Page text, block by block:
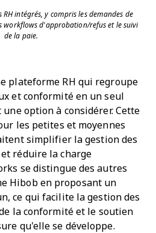
RH intégrés, y compris les demandes de
workflows d'approbation/refus et le suivi
de la paie.
plateforme RH qui regroupe
et conformité en un seul
option à considérer. Cette
les petites et moyennes
simplifier la gestion des
réduire la charge
se distingue des autres
Hibob en proposant un
ce qui facilite la gestion des
la conformité et le soutien
qu'elle se développe.